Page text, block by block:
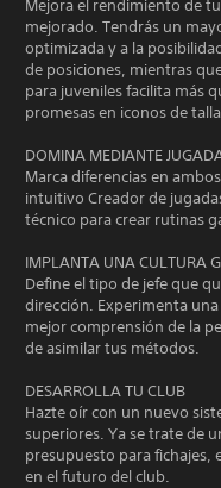
Mejora el rendimiento de
mejorado. Tendrás un
optimizada y a la
de posiciones, mientras
para juveniles facilita más
promesas en iconos de
DOMINA MEDIANTE
Marca diferencias en
intuitivo Creador de
técnico para crear rutinas
IMPLANTA UNA CULTURA
Define el tipo de jefe que
dirección. Experimenta
mejor comprensión de la
de asimilar tus métodos.
DESARROLLA TU CLUB
Hazte oír con un nuevo
superiores. Ya se trate de
presupuesto para fichajes,
en el futuro del club.